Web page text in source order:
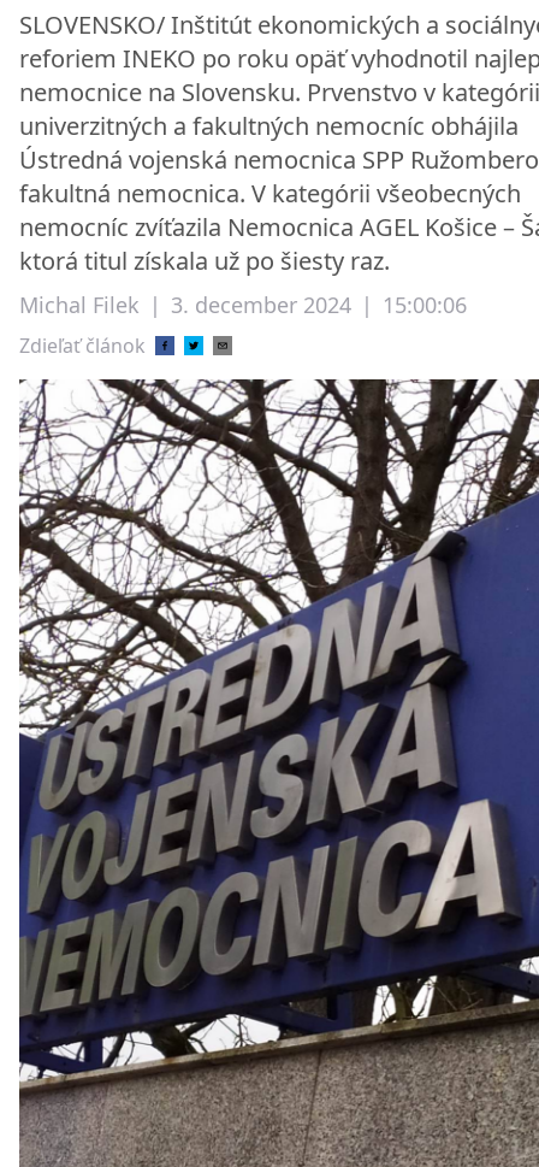
SLOVENSKO/ Inštitút ekonomických a
reforiem INEKO po roku opäť vyhodnotil
nemocnice na Slovensku. Prvenstvo v kategórii
univerzitných a fakultných nemocníc obhájila
Ústredná vojenská nemocnica SPP
fakultná nemocnica. V kategórii všeobecných
nemocníc zvíťazila Nemocnica AGEL Košice –
ktorá titul získala už po šiesty raz.
Michal Filek | 3. december 2024 | 15:00:06
Zdieľať článok